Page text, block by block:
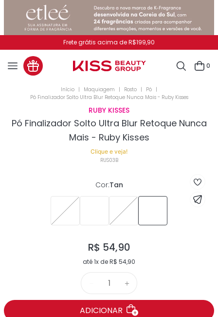
Frete grátis acima de R$199,90
0
Maquiagem Rosto
Pó
Pó Finalizador Solto Ultra Blur Retoque Nunca Mais - Ruby Kisses
RUBY KISSES
Pó Finalizador Solto Ultra Blur Retoque Nunca
Mais - Ruby Kisses
Clique e veja!
RUS03B
Cor:Tan
R$ 54,90
até1x deR$ 54,90
＋
ADICIONAR